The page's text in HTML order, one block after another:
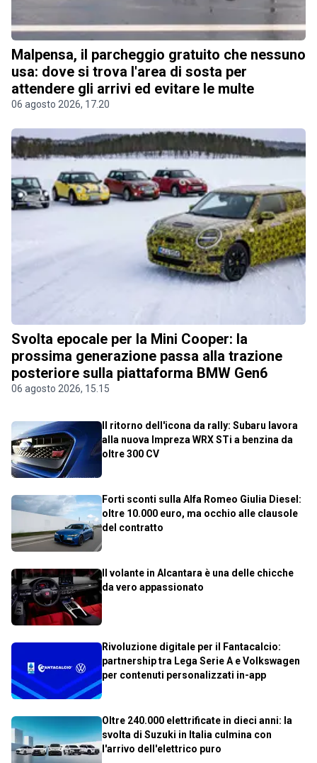
Malpensa, il parcheggio gratuito che nessuno
usa: dove si trova l'area di sosta per
attendere gli arrivi ed evitare le multe
06 agosto 2026, 17.20
Svolta epocale per la Mini Cooper: la
prossima generazione passa alla trazione
posteriore sulla piattaforma BMW Gen6
06 agosto 2026, 15.15
Il ritorno dell'icona da rally: Subaru lavora
alla nuova Impreza WRX STi a benzina da
oltre 300 CV
Forti sconti sulla Alfa Romeo Giulia Diesel:
oltre 10.000 euro, ma occhio alle clausole
del contratto
Il volante in Alcantara è una delle chicche
da vero appassionato
Rivoluzione digitale per il Fantacalcio:
partnership tra Lega Serie A e Volkswagen
per contenuti personalizzati in-app
Oltre 240.000 elettrificate in dieci anni: la
svolta di Suzuki in Italia culmina con
l'arrivo dell'elettrico puro